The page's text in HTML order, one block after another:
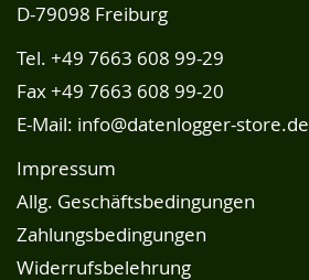
D-79098 Freiburg
Tel. +49 7663 608 99-29
Fax +49 7663 608 99-20
E-Mail: info@datenlogger-store.de
Impressum
Allg. Geschäftsbedingungen
Zahlungsbedingungen
Widerrufsbelehrung